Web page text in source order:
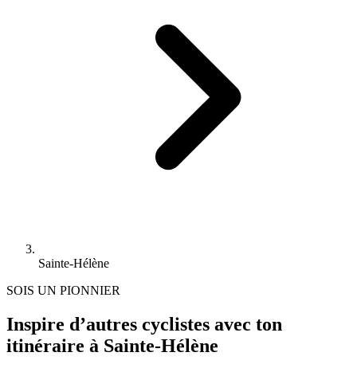
Sainte-Hélène
SOIS UN PIONNIER
Inspire d’autres cyclistes avec ton
itinéraire à Sainte-Hélène